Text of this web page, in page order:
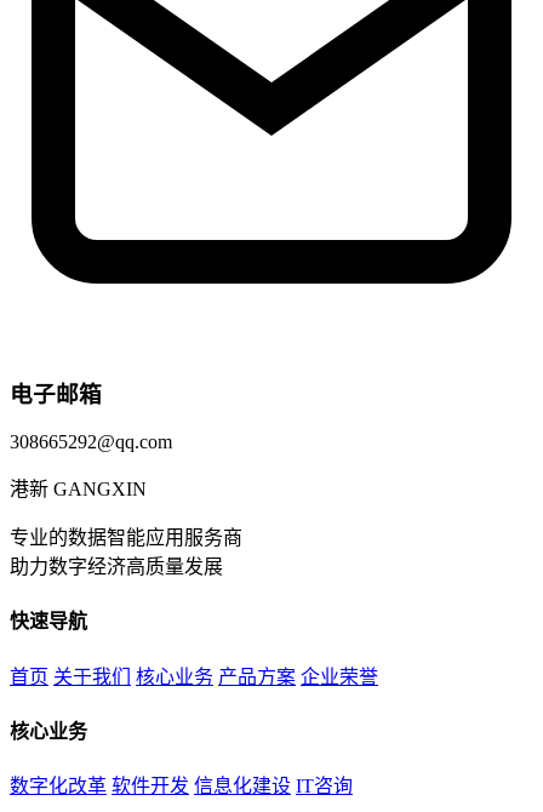
电子邮箱
308665292@qq.com
港新 GANGXIN
专业的数据智能应用服务商
助力数字经济高质量发展
快速导航
首页 关于我们 核心业务 产品方案 企业荣誉
核心业务
数字化改革 软件开发 信息化建设 IT咨询